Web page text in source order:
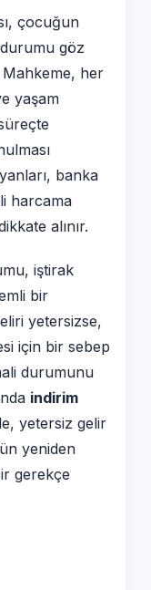
çocuğun
göz
her
yaşam
banka
harcama
alınır.
iştirak
bir
yetersizse,
için bir sebep
durumunu
indirim
yetersiz gelir
yeniden
gerekçe